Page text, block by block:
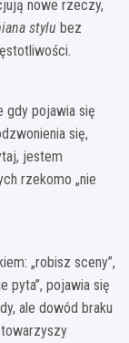
nowe rzeczy,
stylu bez
gdy pojawia się
się,
jestem
rzekomo „nie
„robisz sceny”,
pyta”, pojawia się
ale dowód braku